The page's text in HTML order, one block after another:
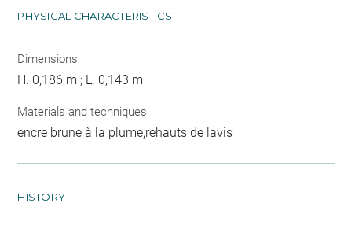
PHYSICAL CHARACTERISTICS
Dimensions
H. 0,186 m ; L. 0,143 m
Materials and techniques
encre brune à la plume;rehauts de lavis
HISTORY